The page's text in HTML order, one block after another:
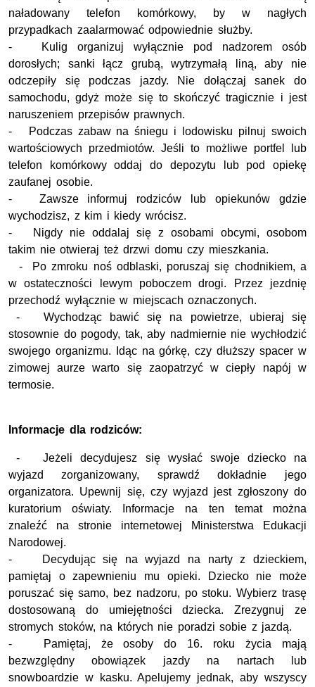
naładowany telefon komórkowy, by w nagłych
przypadkach zaalarmować odpowiednie służby.
- Kulig organizuj wyłącznie pod nadzorem osób
dorosłych; sanki łącz grubą, wytrzymałą liną, aby nie
odczepiły się podczas jazdy. Nie dołączaj sanek do
samochodu, gdyż może się to skończyć tragicznie i jest
naruszeniem przepisów prawnych.
- Podczas zabaw na śniegu i lodowisku pilnuj swoich
wartościowych przedmiotów. Jeśli to możliwe portfel lub
telefon komórkowy oddaj do depozytu lub pod opiekę
zaufanej osobie.
- Zawsze informuj rodziców lub opiekunów gdzie
wychodzisz, z kim i kiedy wrócisz.
- Nigdy nie oddalaj się z osobami obcymi, osobom
takim nie otwieraj też drzwi domu czy mieszkania.
- Po zmroku noś odblaski, poruszaj się chodnikiem, a
w ostateczności lewym poboczem drogi. Przez jezdnię
przechodź wyłącznie w miejscach oznaczonych.
- Wychodząc bawić się na powietrze, ubieraj się
stosownie do pogody, tak, aby nadmiernie nie wychłodzić
swojego organizmu. Idąc na górkę, czy dłuższy spacer w
zimowej aurze warto się zaopatrzyć w ciepły napój w
termosie.
Informacje dla rodziców:
- Jeżeli decydujesz się wysłać swoje dziecko na
wyjazd zorganizowany, sprawdź dokładnie jego
organizatora. Upewnij się, czy wyjazd jest zgłoszony do
kuratorium oświaty. Informacje na ten temat można
znaleźć na stronie internetowej Ministerstwa Edukacji
Narodowej.
- Decydując się na wyjazd na narty z dzieckiem,
pamiętaj o zapewnieniu mu opieki. Dziecko nie może
poruszać się samo, bez nadzoru, po stoku. Wybierz trasę
dostosowaną do umiejętności dziecka. Zrezygnuj ze
stromych stoków, na których nie poradzi sobie z jazdą.
- Pamiętaj, że osoby do 16. roku życia mają
bezwzględny obowiązek jazdy na nartach lub
snowboardzie w kasku. Apelujemy jednak, aby wszyscy